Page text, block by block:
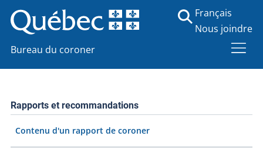
Bureau du coroner
Français
Nous joindre
Rapports et recommandations
Contenu d'un rapport de coroner